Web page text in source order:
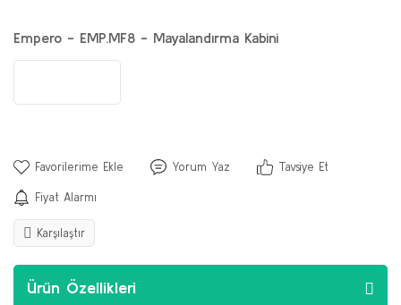
Empero - EMP.MF8 - Mayalandırma Kabini
Yorum Yaz Tavsiye Et
Fiyat Alarmı
Karşılaştır
Ürün Özellikleri